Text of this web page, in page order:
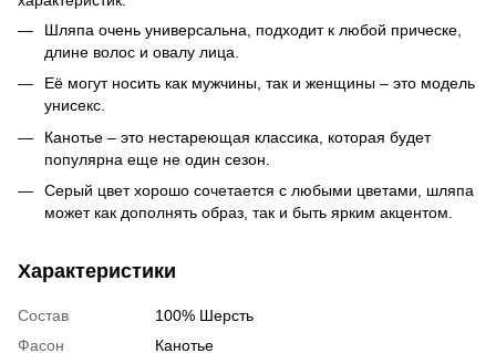
Шляпа очень универсальна, подходит к любой прическе,
длине волос и овалу лица.
Её могут носить как мужчины, так и женщины – это модель
унисекс.
Канотье – это нестареющая классика, которая будет
популярна еще не один сезон.
Серый цвет хорошо сочетается с любыми цветами, шляпа
может как дополнять образ, так и быть ярким акцентом.
Характеристики
Состав
100% Шерсть
Фасон
Канотье